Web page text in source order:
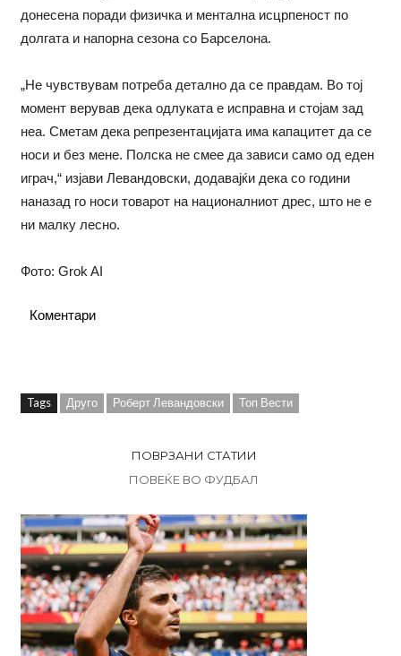
донесена поради физичка и ментална исцрпеност по
долгата и напорна сезона со Барселона.
„Не чувствувам потреба детално да се правдам. Во тој
момент верував дека одлуката е исправна и стојам зад
неа. Сметам дека репрезентацијата има капацитет да се
носи и без мене. Полска не смее да зависи само од еден
играч,“ изјави Левандовски, додавајќи дека со години
наназад го носи товарот на националниот дрес, што не е
ни малку лесно.
Фото: Grok AI
Коментари
Tags Друго Роберт Левандовски Топ Вести
ПОВРЗАНИ СТАТИИ
ПОВЕЌЕ ВО ФУДБАЛ